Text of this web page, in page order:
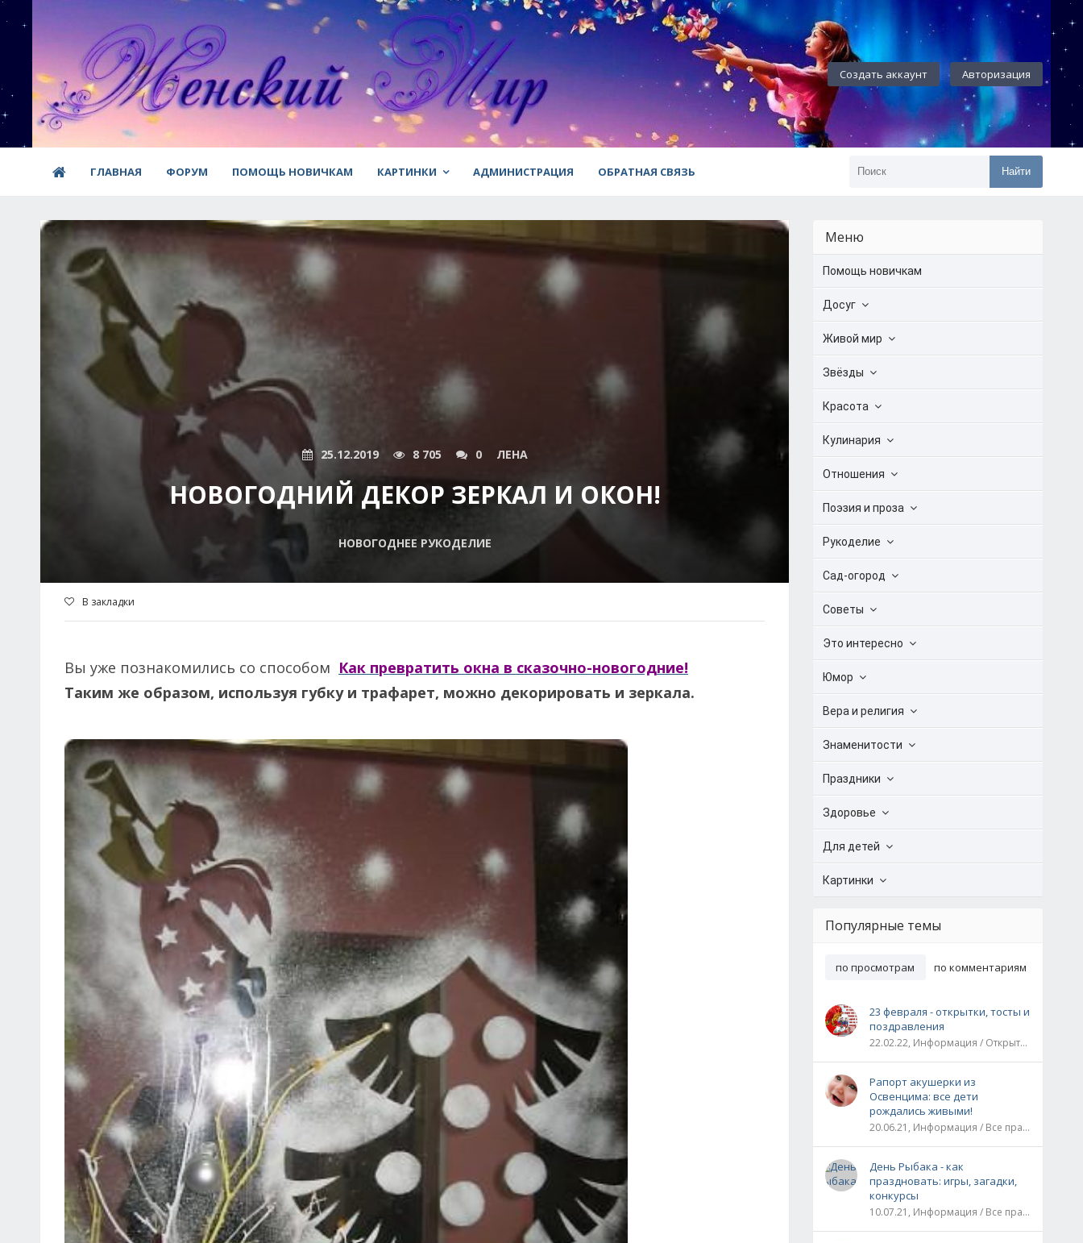
Создать аккаунт Авторизация
ГЛАВНАЯ ФОРУМ ПОМОЩЬ НОВИЧКАМ КАРТИНКИ АДМИНИСТРАЦИЯ ОБРАТНАЯ СВЯЗЬ Найти
25.12.2019 8 705 0 ЛЕНА
НОВОГОДНИЙ ДЕКОР ЗЕРКАЛ И ОКОН!
НОВОГОДНЕЕ РУКОДЕЛИЕ
В закладки
Вы уже познакомились со способом Как превратить окна в сказочно-новогодние!
Таким же образом, используя губку и трафарет, можно декорировать и зеркала.
Меню
Помощь новичкам
Досуг
Живой мир
Звёзды
Красота
Кулинария
Отношения
Поэзия и проза
Рукоделие
Сад-огород
Советы
Это интересно
Юмор
Вера и религия
Знаменитости
Праздники
Здоровье
Для детей
Картинки
Популярные темы
по просмотрам по комментариям
23 февраля - открытки, тосты и
поздравления
22.02.22, Информация / Открытки / Все праздники
Рапорт акушерки из
Освенцима: все дети
рождались живыми!
20.06.21, Информация / Все праздники / Рассказы и истории
День Рыбака - как
праздновать: игры, загадки,
конкурсы
10.07.21, Информация / Все праздники